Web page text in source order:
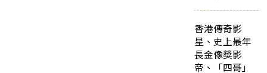
香港傳奇影
星、史上最年
長金像獎影
帝、「四哥」